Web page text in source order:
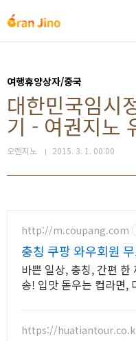
여행휴양상자/중국
대한민국임시
기 - 여권지노
오렌지노 2015. 3. 1. 00:00
http://m.coupang.com
충칭 쿠팡 와우회원
바쁜 일상, 충칭, 간편
송! 입맛 돋우는 컵라면,
https://